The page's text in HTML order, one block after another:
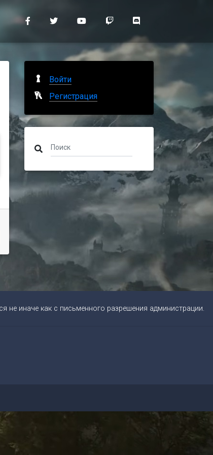
Войти
Регистрация
не иначе как с письменного разрешения администрации.